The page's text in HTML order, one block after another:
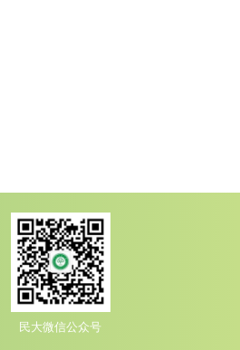
民大微信公众号